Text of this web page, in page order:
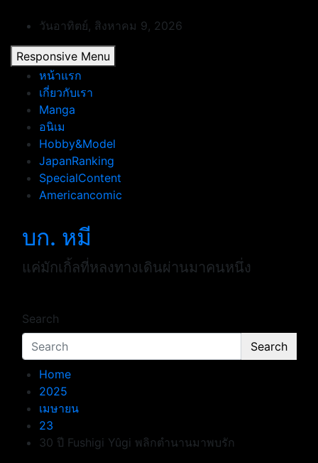
content
วันอาทิตย์, สิงหาคม 9, 2026
Responsive Menu
หน้าแรก
เกี่ยวกับเรา
Manga
อนิเม
Hobby&Model
JapanRanking
SpecialContent
Americancomic
บก. หมี
แค่มักเกิ้ลที่หลงทางเดินผ่านมาคนหนึ่ง
Search
Search
Home
2025
เมษายน
23
30 ปี Fushigi Yûgi พลิกตำนานมาพบรัก